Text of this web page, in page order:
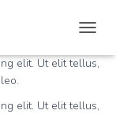
elit. Ut elit tellus,
elit. Ut elit tellus,